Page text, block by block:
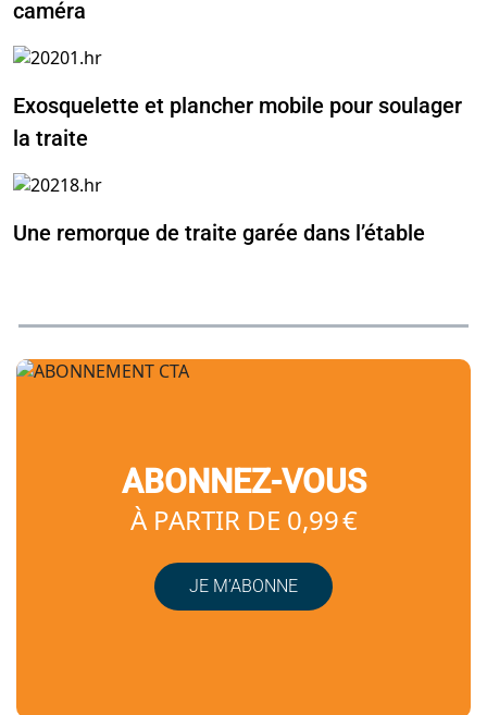
caméra
Exosquelette et plancher mobile pour soulager
la traite
Une remorque de traite garée dans l’étable
ABONNEZ-VOUS
À PARTIR DE 0,99 €
JE M’ABONNE